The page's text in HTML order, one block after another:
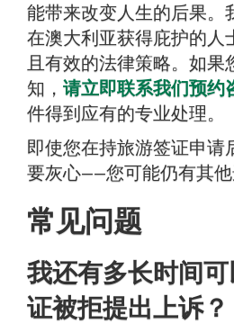
能带来改变人生的后果。
在澳大利亚获得庇护的人
且有效的法律策略。如果
知， 请立即联系我们预约
件得到应有的专业处理。
即使您在持旅游签证申请
要灰心——您可能仍有其他
常见问题
我还有多长时间
证被拒提出上诉？